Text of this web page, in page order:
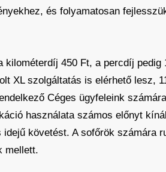
és folyamatosan
450 Ft, a percdíj pedig
XL szolgáltatás is elérhető lesz,
Céges ügyfeleink
használata számos előnyt
követést. A sofőrök számára
mellett.